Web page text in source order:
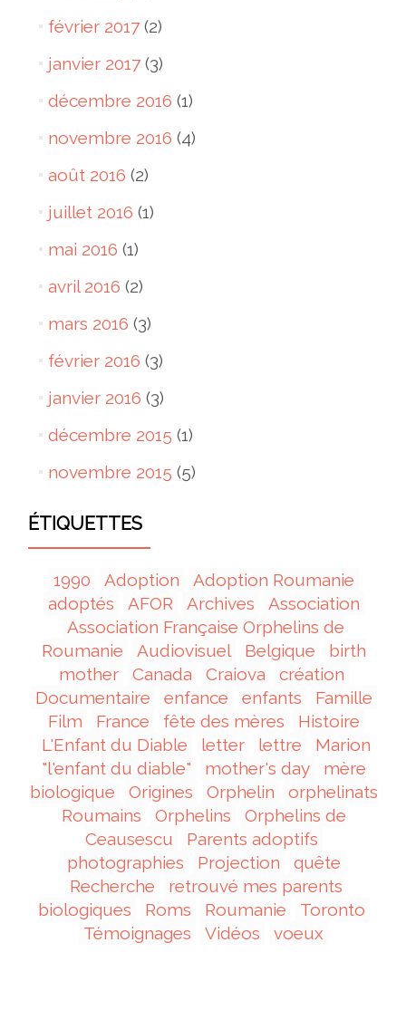
février 2017(2)
janvier 2017(3)
décembre 2016 (1)
novembre 2016 (4)
août 2016 (2)
juillet 2016 (1)
mai 2016 (1)
avril 2016 (2)
mars 2016 (3)
février 2016 (3)
janvier 2016 (3)
décembre 2015 (1)
novembre 2015 (5)
ÉTIQUETTES
1990 Adoption
Adoption Roumanie
adoptés
AFOR Archives
Association
Association Française Orphelins de
Roumanie
Audiovisuel Belgique
birth
mother
Canada Craiova
création
Documentaire
enfance enfants
Famille
Film
France fête des mères
Histoire
L'Enfant du Diable
letter lettre
Marion
"l'enfant du diable"
mother's day
mère
biologique
Origines Orphelin
orphelinats
Roumains
Orphelins
Orphelins de
Ceausescu
Parents adoptifs
photographies
Projection
quête
Recherche
retrouvé mes parents
biologiques
Roms Roumanie
Toronto
Témoignages
Vidéos voeux